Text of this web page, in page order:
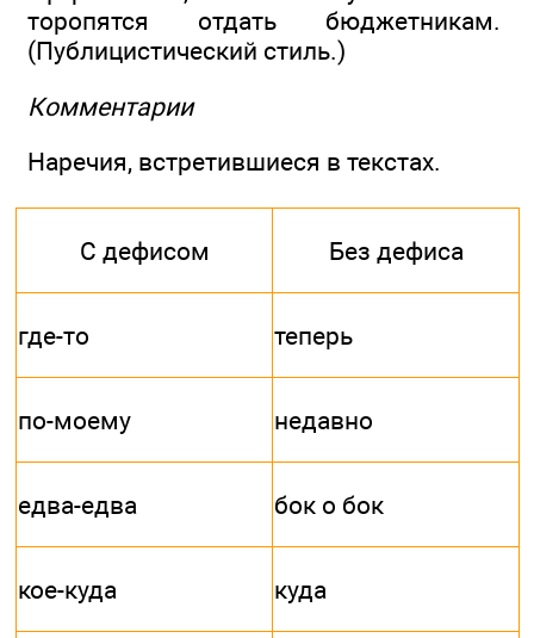
торопятся отдать бюджетникам.
(Публицистический стиль.)
Комментарии
Наречия, встретившиеся в текстах.
С дефисом Без дефиса
где-то теперь
по-моему недавно
едва-едва бок о бок
кое-куда куда